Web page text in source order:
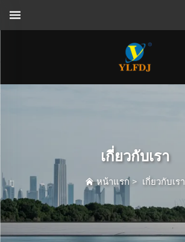
เกี่ยวกับเรา
หน้าแรก > เกี่ยวกับเรา